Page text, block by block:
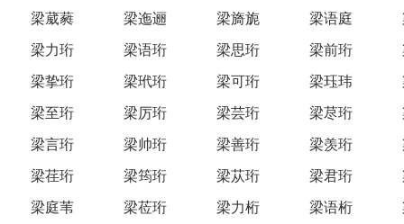
梁葳蕤 梁迤逦 梁旖旎 梁语庭
梁力珩 梁语珩 梁思珩 梁前珩
梁挚珩 梁玳珩 梁可珩 梁珏玮
梁至珩 梁厉珩 梁芸珩 梁荩珩
梁言珩 梁帅珩 梁善珩 梁羡珩
梁荏珩 梁筠珩 梁苁珩 梁君珩
梁庭苇 梁莅珩 梁力桁 梁语桁